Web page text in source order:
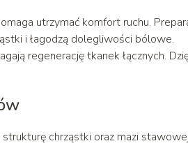
utrzymać komfort ruchu.
i łagodzą dolegliwości bólowe.
regenerację tkanek łącznych.
chrząstki oraz mazi